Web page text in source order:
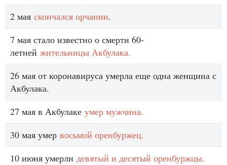
2 мая скончался орчанин.
7 мая стало известно о смерти 60-
летней жительницы Акбулака.
26 мая от коронавируса умерла еще одна женщина с
Акбулака.
27 мая в Акбулаке умер мужчина.
30 мая умер восьмой оренбуржец.
10 июня умерли девятый и десятый оренбуржцы.